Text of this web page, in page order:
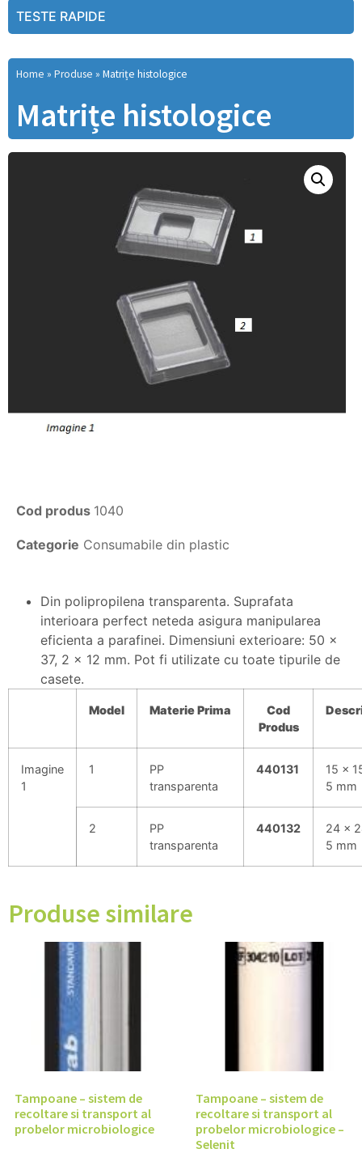
TESTE RAPIDE
Home » Produse » Matrițe histologice
Matrițe histologice
Cod produs 1040
Categorie Consumabile din plastic
Din polipropilena transparenta. Suprafata
interioara perfect neteda asigura manipularea
eficienta a parafinei. Dimensiuni exterioare: 50 x
37, 2 x 12 mm. Pot fi utilizate cu toate tipurile de
casete.
Model MateriePrima
Cod
Produs
Imagine
1
1
PP
transparenta
440131
15 x
5 mm
2
PP
transparenta
440132
24 x
5 mm
Produse similare
Tampoane – sistem de
recoltare si transport al
probelor microbiologice
Tampoane – sistem de
recoltare si transport al
probelor microbiologice –
Selenit